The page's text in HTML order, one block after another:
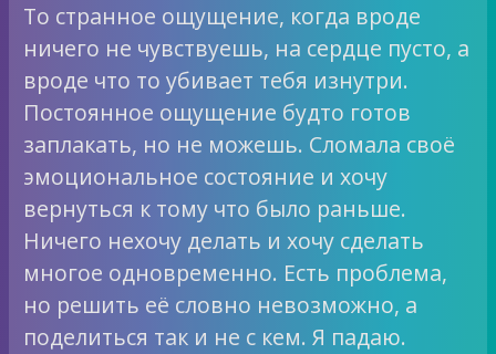
То странное ощущение, когда вроде
ничего не чувствуешь, на сердце пусто, а
вроде что то убивает тебя изнутри.
Постоянное ощущение будто готов
заплакать, но не можешь. Сломала своё
эмоциональное состояние и хочу
вернуться к тому что было раньше.
Ничего нехочу делать и хочу сделать
многое одновременно. Есть проблема,
но решить её словно невозможно, а
поделиться так и не с кем. Я падаю.